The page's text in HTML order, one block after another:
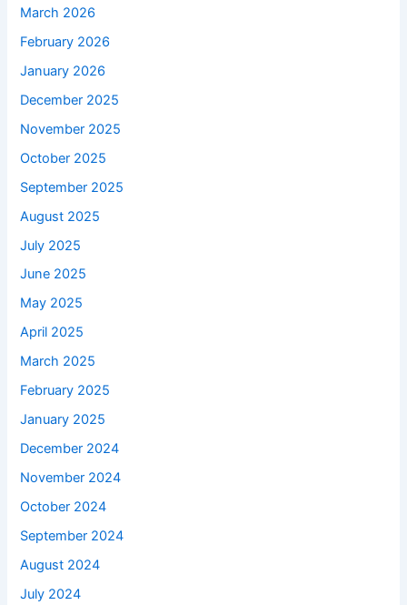
March 2026
February 2026
January 2026
December 2025
November 2025
October 2025
September 2025
August 2025
July 2025
June 2025
May 2025
April 2025
March 2025
February 2025
January 2025
December 2024
November 2024
October 2024
September 2024
August 2024
July 2024